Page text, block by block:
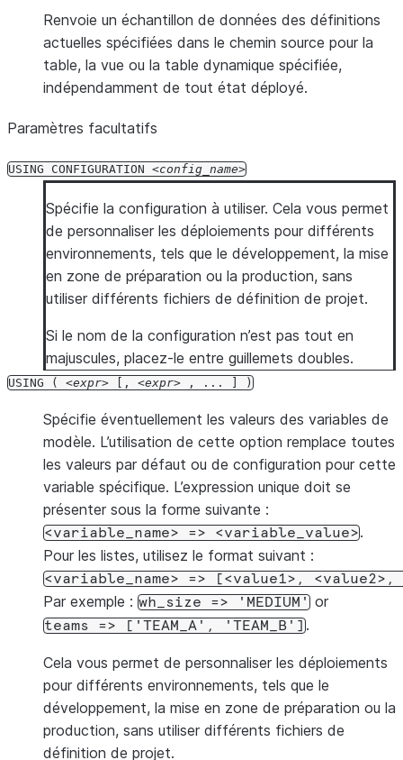
Renvoie un échantillon de données des définitions
actuelles spécifiées dans le chemin source pour la
table, la vue ou la table dynamique spécifiée,
indépendamment de tout état déployé.
Paramètres facultatifs
USING CONFIGURATION config_name
Spécifie la configuration à utiliser. Cela vous permet
de personnaliser les déploiements pour différents
environnements, tels que le développement, la mise
en zone de préparation ou la production, sans
utiliser différents fichiers de définition de projet.
Si le nom de la configuration n’est pas tout en
majuscules, placez-le entre guillemets doubles.
USING ( expr [, expr , ... )
Spécifie éventuellement les valeurs des variables de
modèle. L’utilisation de cette option remplace toutes
les valeurs par défaut ou de configuration pour cette
variable spécifique. L’expression unique doit se
présenter sous la forme suivante :
<variable_name> => <variable_value>.
Pour les listes, utilisez le format suivant :
<variable_name> => [<value1>, <value2>,
Par exemple : wh_size => 'MEDIUM' or
teams => ['TEAM_A', 'TEAM_B'].
Cela vous permet de personnaliser les déploiements
pour différents environnements, tels que le
développement, la mise en zone de préparation ou la
production, sans utiliser différents fichiers de
définition de projet.